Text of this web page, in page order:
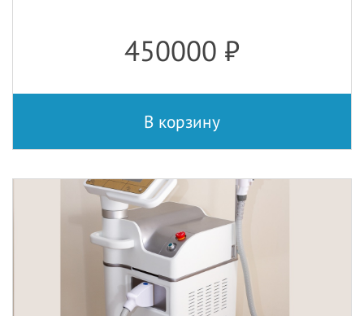
450000 ₽
В корзину